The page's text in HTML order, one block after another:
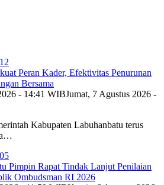
Peran Kader, Efektivitas Penurunan
Bersama
- 14:41 WIBJumat, 7 Agustus 2026 -
Kabupaten Labuhanbatu terus
Pimpin Rapat Tindak Lanjut Penilaian
Ombudsman RI 2026